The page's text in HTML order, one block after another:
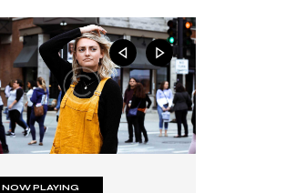
NOW PLAYING
NOW PLAYING